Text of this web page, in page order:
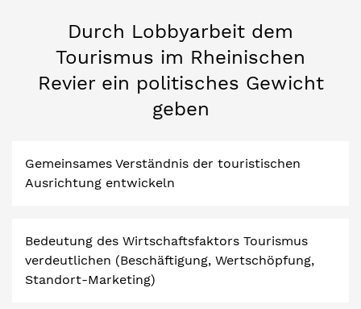
Durch Lobbyarbeit dem
Tourismus im Rheinischen
Revier ein politisches Gewicht
geben
Gemeinsames Verständnis der touristischen
Ausrichtung entwickeln
Bedeutung des Wirtschaftsfaktors Tourismus
verdeutlichen (Beschäftigung, Wertschöpfung,
Standort-Marketing)